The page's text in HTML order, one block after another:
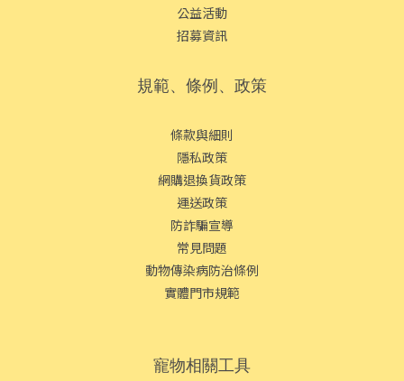
公益活動
招募資訊
規範、條例、政策
條款與細則
隱私政策
網購退換貨政策
運送政策
防詐騙宣導
常見問題
動物傳染病防治條例
實體門市規範
寵物相關工具